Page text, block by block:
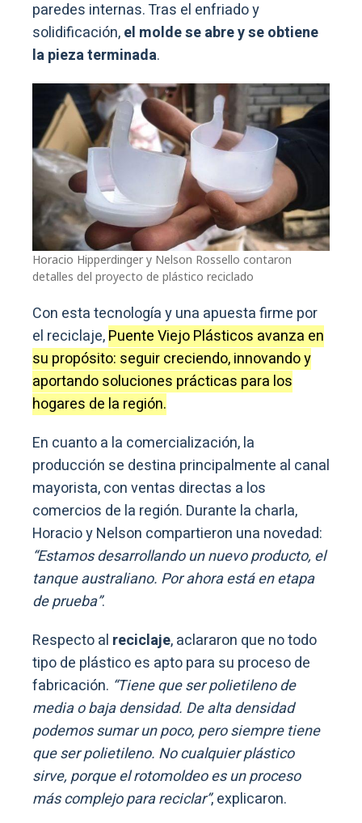
paredes internas. Tras el enfriado y
solidificación,el molde se abre y se obtiene
la pieza terminada.
Horacio Hipperdinger y Nelson Rossello contaron
detalles del proyecto de plástico reciclado
Con esta tecnología y una apuesta firme por
el reciclaje,Puente Viejo Plásticos avanza en
su propósito: seguir creciendo, innovando y
aportando soluciones prácticas para los
hogares de la región.
En cuanto a la comercialización, la
producción se destina principalmente al canal
mayorista, con ventas directas a los
comercios de la región. Durante la charla,
Horacio y Nelson compartieron una novedad:
“Estamos desarrollando un nuevo producto, el
tanque australiano. Por ahora está en etapa
de prueba”.
Respecto al reciclaje, aclararon que no todo
tipo de plástico es apto para su proceso de
fabricación. “Tiene que ser polietileno de
media o baja densidad. De alta densidad
podemos sumar un poco, pero siempre tiene
que ser polietileno. No cualquier plástico
sirve, porque el rotomoldeo es un proceso
más complejo para reciclar”, explicaron.